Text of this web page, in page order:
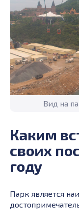
Вид на
Каким
своих
году
Парк является